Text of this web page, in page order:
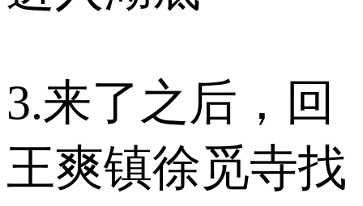
3.来了之后，回
王爽镇徐觅寺找